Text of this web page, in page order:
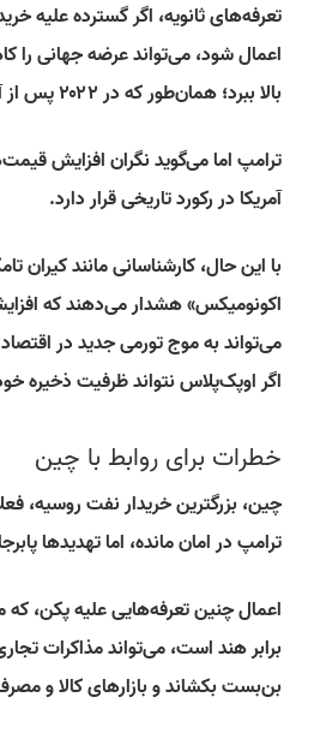
تعرفه‌های ثانویه، اگر گسترده علیه
اعمال شود، می‌تواند عرضه جهانی
بالا ببرد؛ همان‌طور که در ۲۰۲۲ پس از آغاز جنگ اوکراین رخ داد.
ترامپ اما می‌گوید نگران افزایش
آمریکا در رکورد تاریخی قرار دارد.
با این حال، کارشناسانی مانند کیران
اکونومیکس» هشدار می‌دهند که
اگر اوپک‌پلاس نتواند ظرفیت ذخیره خود
خطرات برای روابط با چین
چین، بزرگترین خریدار نفت روسیه،
ترامپ در امان مانده، اما تهدیدها
اعمال چنین تعرفه‌هایی علیه پکن، که
برابر هند است، می‌تواند مذاکرات
بن‌بست بکشاند و بازارهای کالا و